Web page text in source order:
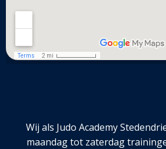
Wij als Judo Academy
maandag tot zaterdag